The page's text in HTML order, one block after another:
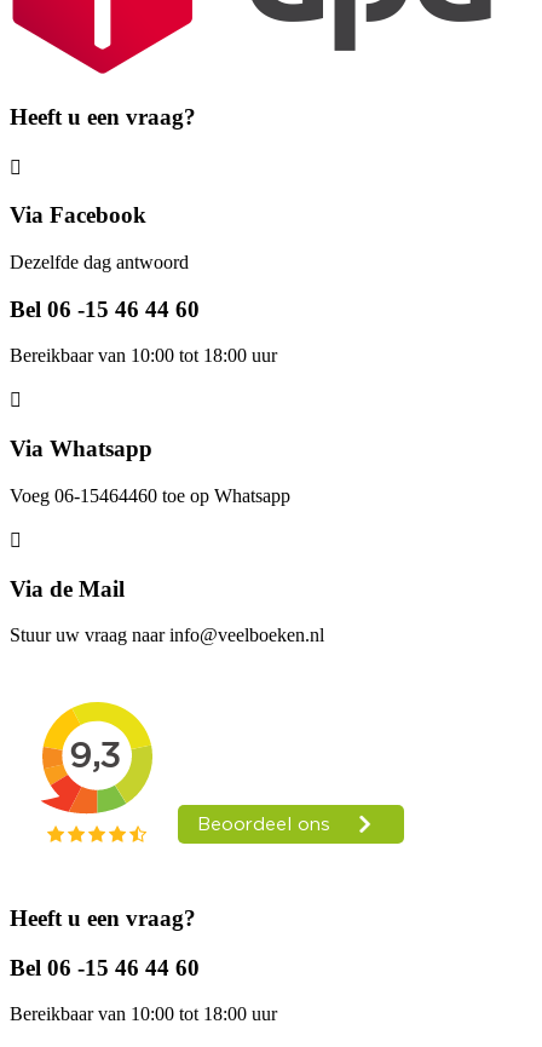
Heeft u een vraag?
Via Facebook
Dezelfde dag antwoord
Bel 06 -15 46 44 60
Bereikbaar van 10:00 tot 18:00 uur
Via Whatsapp
Voeg 06-15464460 toe op Whatsapp
Via de Mail
Stuur uw vraag naar info@veelboeken.nl
Heeft u een vraag?
Bel 06 -15 46 44 60
Bereikbaar van 10:00 tot 18:00 uur